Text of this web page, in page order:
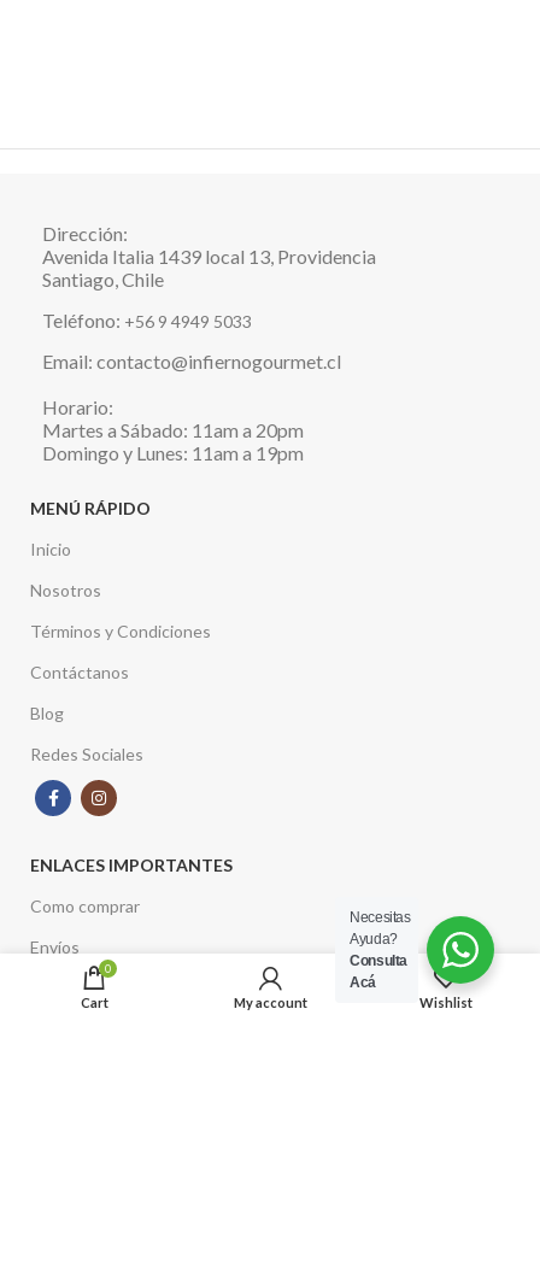
Dirección:
Avenida Italia 1439 local 13, Providencia
Santiago, Chile
Teléfono: +56 9 4949 5033
Email: contacto@infiernogourmet.cl
Horario:
Martes a Sábado: 11am a 20pm
Domingo y Lunes: 11am a 19pm
MENÚ RÁPIDO
Inicio
Nosotros
Términos y Condiciones
Contáctanos
Blog
Redes Sociales
ENLACES IMPORTANTES
Como comprar
Envíos
Términos y Condiciones
Necesitas
Ayuda?
Consulta
Acá
0
Cart My account Wishlist